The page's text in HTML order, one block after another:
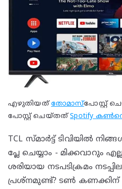
എഴുതിയത്തോമാസ്പോസ്റ്റ്
പോസ്റ്റ് ചെയ്തത്Spotify
TCL സ്മാർട്ട് ടിവിയിൽ
പ്ലേ ചെയ്യാം - മിക്കവാറും
ശരിയായ നടപടിക്രമം
പ്രശ്‌നമുണ്ട്? ടൺ